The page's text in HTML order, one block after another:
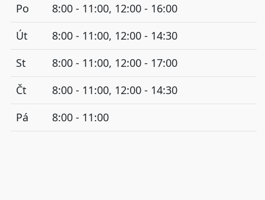
Po
8:00 - 11:00, 12:00 - 16:00
Út
8:00 - 11:00, 12:00 - 14:30
St
8:00 - 11:00, 12:00 - 17:00
Čt
8:00 - 11:00, 12:00 - 14:30
Pá
8:00 - 11:00